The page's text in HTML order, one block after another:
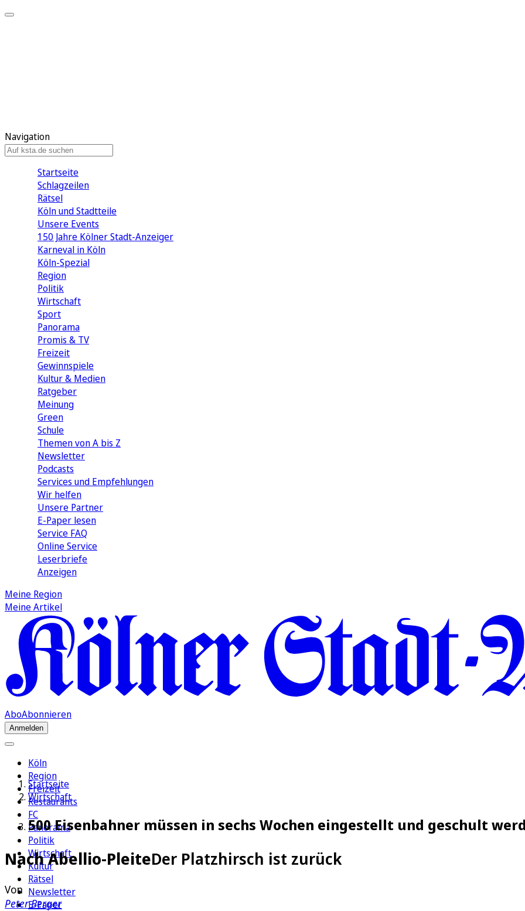
Navigation
Startseite
Schlagzeilen
Rätsel
Köln und Stadtteile
Unsere Events
150 Jahre Kölner Stadt-Anzeiger
Karneval in Köln
Köln-Spezial
Region
Politik
Wirtschaft
Sport
Panorama
Promis & TV
Freizeit
Gewinnspiele
Kultur & Medien
Ratgeber
Meinung
Green
Schule
Themen von A bis Z
Newsletter
Podcasts
Services und Empfehlungen
Wir helfen
Unsere Partner
E-Paper lesen
Service FAQ
Online Service
Leserbriefe
Anzeigen
Meine Region
Meine Artikel
AboAbonnieren
Anmelden
Köln
Region
Freizeit
Restaurants
FC
Panorama
Politik
Wirtschaft
Kultur
Rätsel
Newsletter
E-Paper
Startseite
Wirtschaft
500 Eisenbahner müssen in sechs Wochen eingestellt und geschult
Nach Abellio-PleiteDer Platzhirsch ist zurück
Von
Peter Berger